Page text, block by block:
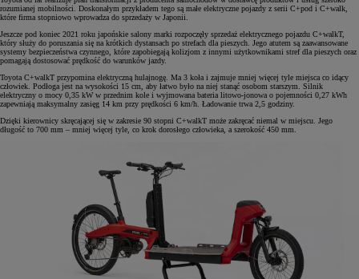
rozumianej mobilności. Doskonałym przykładem tego są małe elektryczne pojazdy z serii C+pod i C+walk,
które firma stopniowo wprowadza do sprzedaży w Japonii.
Jeszcze pod koniec 2021 roku japońskie salony marki rozpoczęły sprzedaż elektrycznego pojazdu C+walkT,
który służy do poruszania się na krótkich dystansach po strefach dla pieszych. Jego atutem są zaawansowane
systemy bezpieczeństwa czynnego, które zapobiegają kolizjom z innymi użytkownikami stref dla pieszych oraz
pomagają dostosować prędkość do warunków jazdy.
Toyota C+walkT przypomina elektryczną hulajnogę. Ma 3 koła i zajmuje mniej więcej tyle miejsca co idący
człowiek. Podłoga jest na wysokości 15 cm, aby łatwo było na niej stanąć osobom starszym. Silnik
elektryczny o mocy 0,35 kW w przednim kole i wyjmowana bateria litowo-jonowa o pojemności 0,27 kWh
zapewniają maksymalny zasięg 14 km przy prędkości 6 km/h. Ładowanie trwa 2,5 godziny.
Dzięki kierownicy skręcającej się w zakresie 90 stopni C+walkT może zakręcać niemal w miejscu. Jego
długość to 700 mm – mniej więcej tyle, co krok dorosłego człowieka, a szerokość 450 mm.